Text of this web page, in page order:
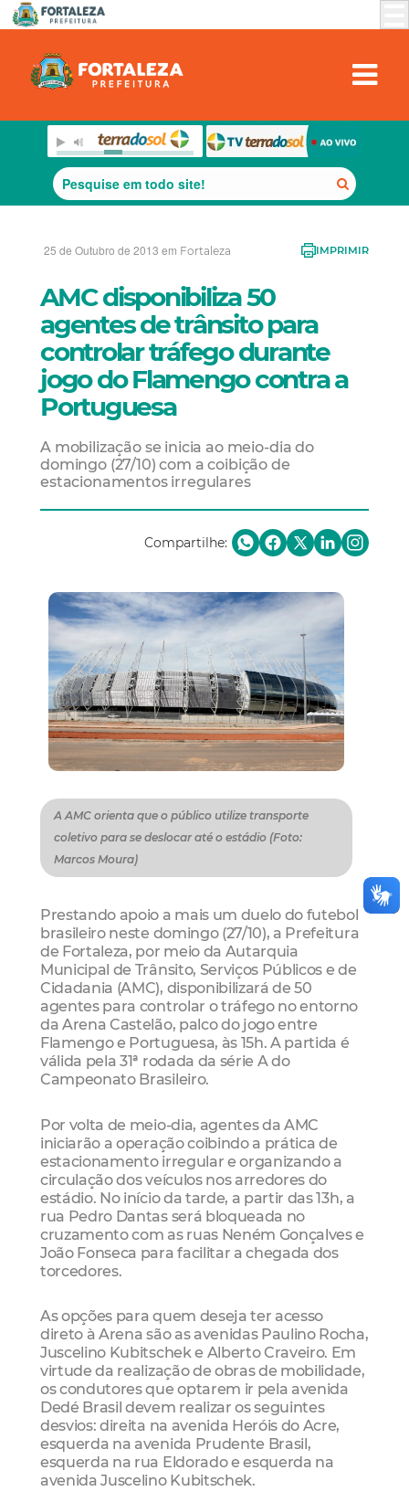
25 de Outubro de 2013 em Fortaleza IMPRIMIR
AMC disponibiliza 50
agentes de trânsito para
controlar tráfego durante
jogo do Flamengo contra a
Portuguesa
A mobilização se inicia ao meio-dia do
domingo (27/10) com a coibição de
estacionamentos irregulares
Compartilhe:
A AMC orienta que o público utilize transporte
coletivo para se deslocar até o estádio (Foto:
Marcos Moura)
Prestando apoio a mais um duelo do futebol
brasileiro neste domingo (27/10), a Prefeitura
de Fortaleza, por meio da Autarquia
Municipal de Trânsito, Serviços Públicos e de
Cidadania (AMC), disponibilizará de 50
agentes para controlar o tráfego no entorno
da Arena Castelão, palco do jogo entre
Flamengo e Portuguesa, às 15h. A partida é
válida pela 31ª rodada da série A do
Campeonato Brasileiro.
Por volta de meio-dia, agentes da AMC
iniciarão a operação coibindo a prática de
estacionamento irregular e organizando a
circulação dos veículos nos arredores do
estádio. No início da tarde, a partir das 13h, a
rua Pedro Dantas será bloqueada no
cruzamento com as ruas Neném Gonçalves e
João Fonseca para facilitar a chegada dos
torcedores.
As opções para quem deseja ter acesso
direto à Arena são as avenidas Paulino Rocha,
Juscelino Kubitschek e Alberto Craveiro. Em
virtude da realização de obras de mobilidade,
os condutores que optarem ir pela avenida
Dedé Brasil devem realizar os seguintes
desvios: direita na avenida Heróis do Acre,
esquerda na avenida Prudente Brasil,
esquerda na rua Eldorado e esquerda na
avenida Juscelino Kubitschek.